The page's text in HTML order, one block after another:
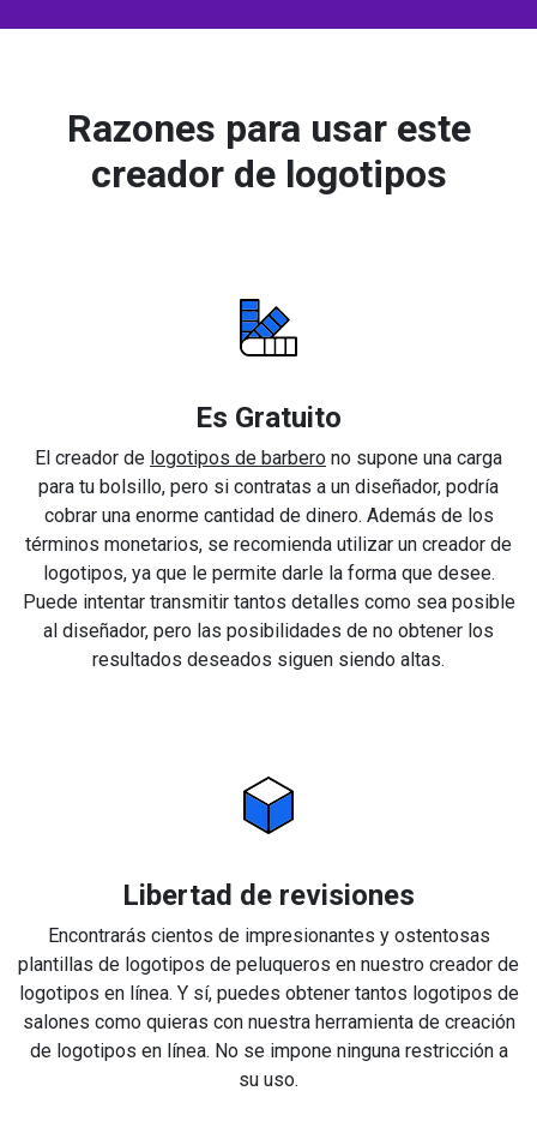
Razones para usar este
creador de logotipos
Es Gratuito
El creador de logotipos de barbero no supone una carga
para tu bolsillo, pero si contratas a un diseñador, podría
cobrar una enorme cantidad de dinero. Además de los
términos monetarios, se recomienda utilizar un creador de
logotipos, ya que le permite darle la forma que desee.
Puede intentar transmitir tantos detalles como sea posible
al diseñador, pero las posibilidades de no obtener los
resultados deseados siguen siendo altas.
Libertad de revisiones
Encontrarás cientos de impresionantes y ostentosas
plantillas de logotipos de peluqueros en nuestro creador de
logotipos en línea. Y sí, puedes obtener tantos logotipos de
salones como quieras con nuestra herramienta de creación
de logotipos en línea. No se impone ninguna restricción a
su uso.